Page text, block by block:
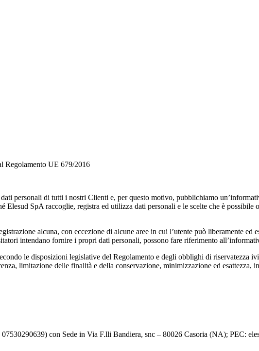
Regolamento UE 679/2016
personali di tutti i nostri Clienti e, per questo motivo, pubblichiamo
Elesud SpA raccoglie, registra ed utilizza dati personali e le scelte che è
alcuna, con eccezione di alcune aree in cui l’utente può liberamente ed
intendano fornire i propri dati personali, possono fare riferimento
le disposizioni legislative del Regolamento e degli obblighi di riservatezza
limitazione delle finalità e della conservazione, minimizzazione ed esattezza,
con Sede in Via F.lli Bandiera, snc – 80026 Casoria (NA); PEC: